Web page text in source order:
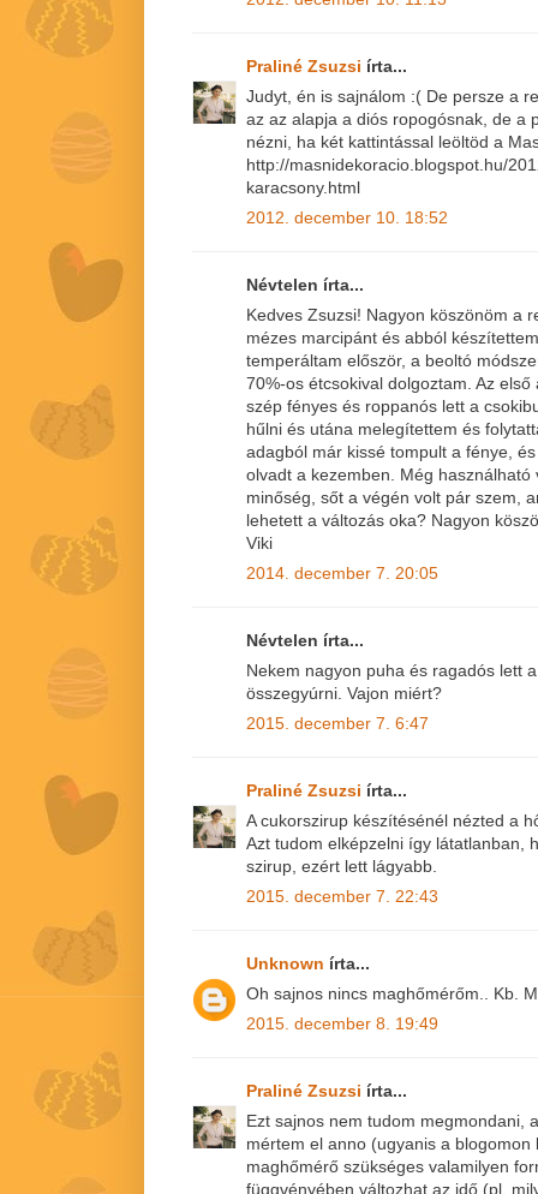
Praliné Zsuzsi írta...
Judyt, én is sajnálom :( De persze a
az az alapja a diós ropogósnak, de a
nézni, ha két kattintással leöltöd a
http://masnidekoracio.blogspot.hu/
karacsony.html
2012. december 10. 18:52
Névtelen írta...
Kedves Zsuzsi! Nagyon köszönöm a
mézes marcipánt és abból
temperáltam először, a beoltó
70%-os étcsokival dolgoztam. Az
szép fényes és roppanós lett a
hűlni és utána melegítettem és
adagból már kissé tompult a fénye,
olvadt a kezemben. Még
minőség, sőt a végén volt pár szem,
lehetett a változás oka? Nagyon
Viki
2014. december 7. 20:05
Névtelen írta...
Nekem nagyon puha és ragadós lett
összegyúrni. Vajon miért?
2015. december 7. 6:47
Praliné Zsuzsi írta...
A cukorszirup készítésénél nézted a
Azt tudom elképzelni így látatlanban,
szirup, ezért lett lágyabb.
2015. december 7. 22:43
Unknown írta...
Oh sajnos nincs maghőmérőm.. Kb.
2015. december 8. 19:49
Praliné Zsuzsi írta...
Ezt sajnos nem tudom megmondani,
mértem el anno (ugyanis a
maghőmérő szükséges valamilyen
függvényében változhat az idő (pl.